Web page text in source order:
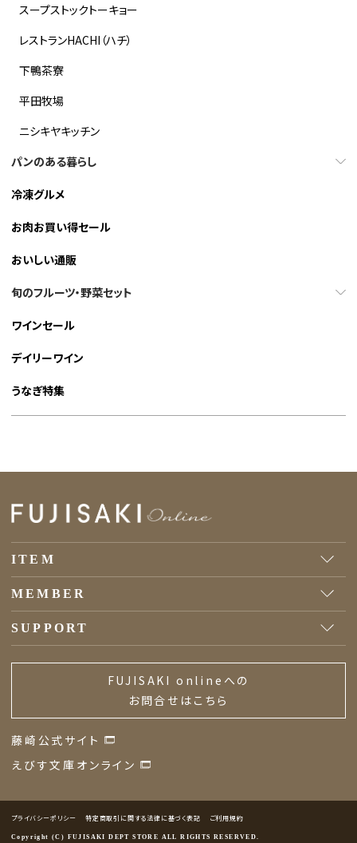
スープストックトーキョー
レストランHACHI（ハチ）
下鴨茶寮
平田牧場
ニシキヤキッチン
パンのある暮らし
冷凍グルメ
お肉お買い得セール
おいしい通販
旬のフルーツ・野菜セット
ワインセール
デイリーワイン
うなぎ特集
ITEM
MEMBER
SUPPORT
FUJISAKI onlineへの
お問合せはこちら
藤崎公式サイト
えびす文庫オンライン
プライバシーポリシー 特定商取引に関する法律に基づく表記 ご利用規約
Copyright (C) FUJISAKI DEPT STORE ALL RIGHTS RESERVED.